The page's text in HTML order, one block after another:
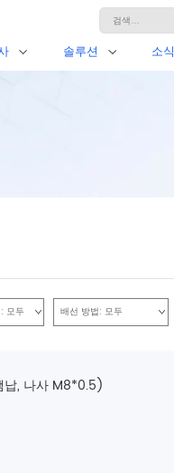
솔루션 소식
모두 배선 방법: 모두
납, 나사 M8*0.5)